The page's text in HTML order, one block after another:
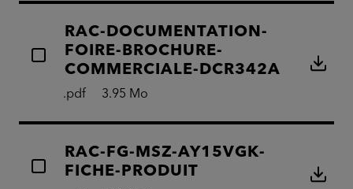
RAC-DOCUMENTATION-
FOIRE-BROCHURE-
COMMERCIALE-DCR342A
.pdf 3.95 Mo
RAC-FG-MSZ-AY15VGK-
FICHE-PRODUIT